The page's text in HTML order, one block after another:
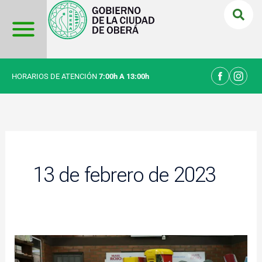
contenido
HORARIOS DE ATENCIÓN 7:00h A 13:00h
13 de febrero de 2023
El
Intendente